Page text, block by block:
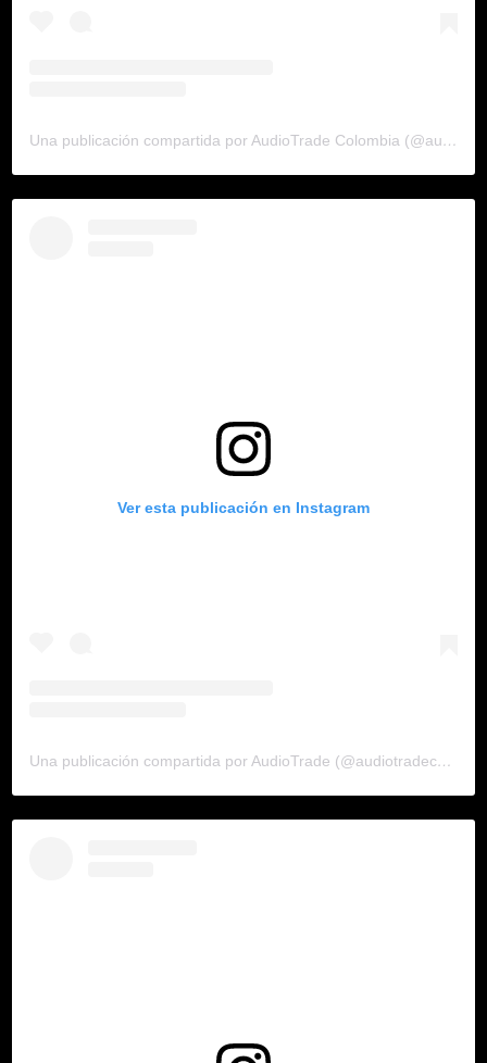
Una publicación compartida por AudioTrade Colombia (@audiotradecolombia)
Ver esta publicación en Instagram
Una publicación compartida por AudioTrade (@audiotradecolombia)